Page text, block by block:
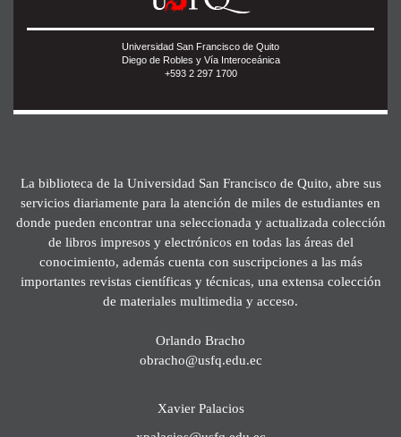
Universidad San Francisco de Quito
Diego de Robles y Vía Interoceánica
+593 2 297 1700
La biblioteca de la Universidad San Francisco de Quito, abre sus
servicios diariamente para la atención de miles de estudiantes en
donde pueden encontrar una seleccionada y actualizada colección
de libros impresos y electrónicos en todas las áreas del
conocimiento, además cuenta con suscripciones a las más
importantes revistas científicas y técnicas, una extensa colección
de materiales multimedia y acceso.
Orlando Bracho
obracho@usfq.edu.ec
Xavier Palacios